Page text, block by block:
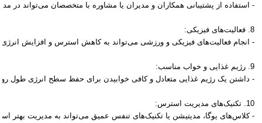
- استفاده از پشتیبانی همکاران و مدیران یا مشاوره با متخصصان می‌تواند
8. فعالیت‌های فیزیکی:
- انجام فعالیت‌های فیزیکی و ورزشی می‌تواند به کاهش استرس و افزایش
9. رژیم غذایی و خواب مناسب:
- داشتن یک رژیم غذایی متعادل و کافی خوابیدن برای حفظ سطح انرژی طول
10. تکنیک‌های مدیریت استرس:
- کلاس‌های یوگا، مدیتیشن یا تکنیک‌های تنفس عمیق می‌تواند به مدیریت بهتر